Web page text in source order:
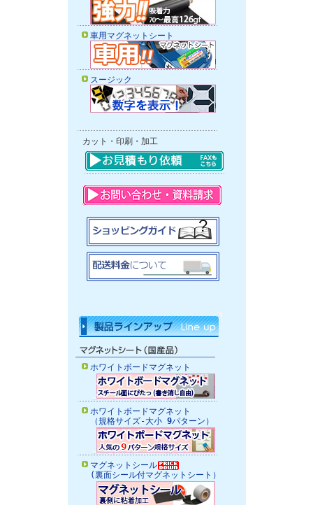
車用マグネットシート
スージック
カット・印刷・加工
ホワイトボードマグネット
ホワイトボードマグネット
（規格サイズ-大小 9パターン）
マグネットシール
(裏面シール付マグネットシート）